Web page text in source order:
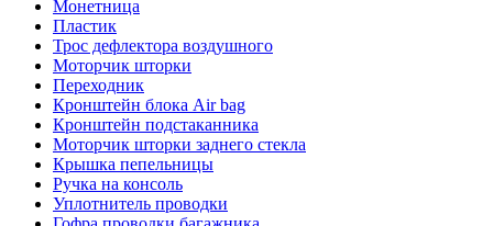
Монетница
Пластик
Трос дефлектора воздушного
Моторчик шторки
Переходник
Кронштейн блока Air bag
Кронштейн подстаканника
Моторчик шторки заднего стекла
Крышка пепельницы
Ручка на консоль
Уплотнитель проводки